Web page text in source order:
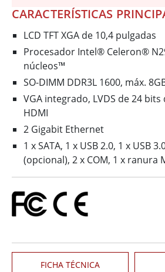
CARACTERÍSTICAS
LCD TFT XGA de 10,4 pulgadas
Procesador Intel® Celeron®
núcleos™
SO-DIMM DDR3L 1600, máx.
VGA integrado, LVDS de 24
HDMI
2 Gigabit Ethernet
1 x SATA, 1 x USB 2.0, 1 x USB
(opcional), 2 x COM, 1 x ranura
FICHA TÉCNICA